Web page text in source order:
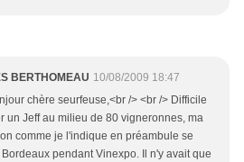
BERTHOMEAU 10/08/2009 18:47
chère seurfeuse,<br /> <br /> Difficile
un Jeff au milieu de 80 vigneronnes, ma
comme je l'indique en préambule se
pendant Vinexpo. Il n'y avait que